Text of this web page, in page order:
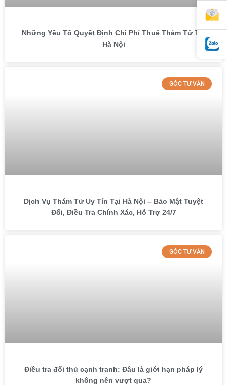
Những Yếu Tố Quyết Định Chi Phí Thuê Thám Tử Tại
Hà Nội
GÓC TƯ VẤN
Dịch Vụ Thám Tử Uy Tín Tại Hà Nội – Bảo Mật Tuyệt
Đối, Điều Tra Chính Xác, Hỗ Trợ 24/7
GÓC TƯ VẤN
Điều tra đối thủ cạnh tranh: Đâu là giới hạn pháp lý
không nên vượt qua?